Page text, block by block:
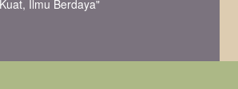
Ilmu Berdaya"